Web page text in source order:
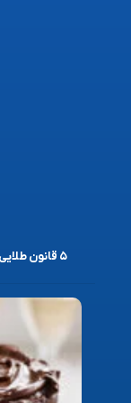
۵ قانون طلایی برای داشتن کودک خوش غذا و خوش اشتها